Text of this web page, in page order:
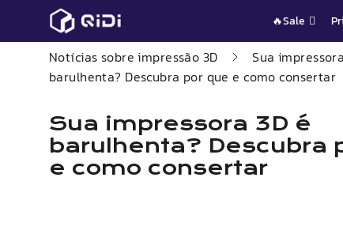
conteúdo
🔥Sale
Notícias sobre impressão 3D
Sua
barulhenta? Descubra por que e como consertar
Sua impressora 3D é
barulhenta? Descubra
e como consertar